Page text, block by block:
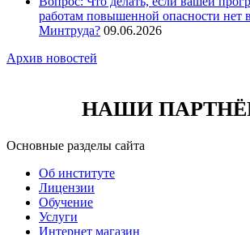
работам повышенной опасности нет
Минтруда? 09.06.2026
Архив новостей
НАШИ
Основные разделы сайта
Об институте
Лицензии
Обучение
Услуги
Интернет магазин